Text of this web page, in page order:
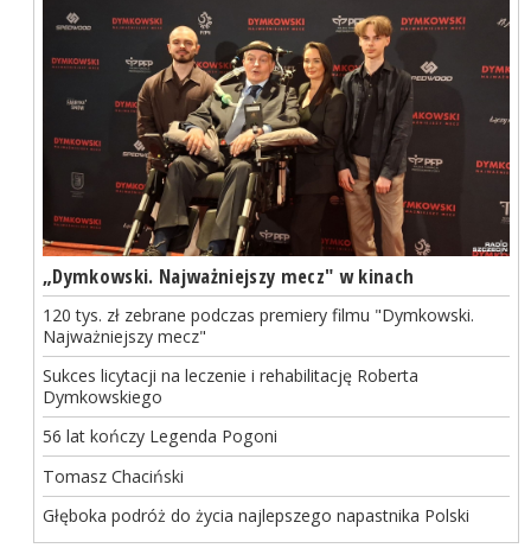
„Dymkowski. Najważniejszy mecz" w kinach
120 tys. zł zebrane podczas premiery filmu "Dymkowski.
Najważniejszy mecz"
Sukces licytacji na leczenie i rehabilitację Roberta
Dymkowskiego
56 lat kończy Legenda Pogoni
Tomasz Chaciński
Głęboka podróż do życia najlepszego napastnika Polski